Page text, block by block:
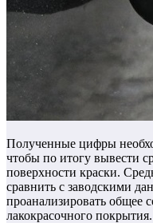
Полученные цифры
чтобы по итогу вывести
поверхности краски.
сравнить с заводскими
проанализировать общее
лакокрасочного покрытия.